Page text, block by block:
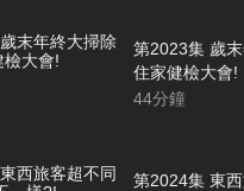
第2023集 歲
住家健檢大會!
44分鐘
第2024集 東